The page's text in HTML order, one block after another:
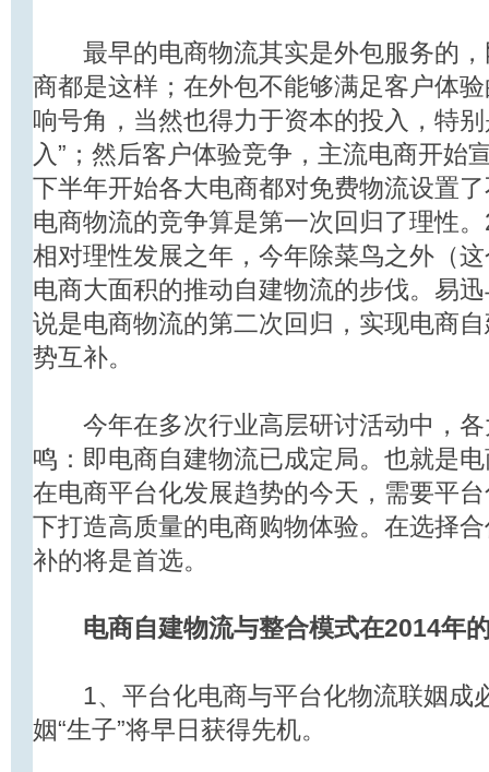
最早的电商物流其实是外包服务的，
商都是这样；在外包不能够满足客户体
响号角，当然也得力于资本的投入，特
入”；然后客户体验竞争，主流电商开始
下半年开始各大电商都对免费物流设置
电商物流的竞争算是第一次回归了理性
相对理性发展之年，今年除菜鸟之外（
电商大面积的推动自建物流的步伐。易
说是电商物流的第二次回归，实现电商
势互补。
今年在多次行业高层研讨活动中，各
鸣：即电商自建物流已成定局。也就是
在电商平台化发展趋势的今天，需要平
下打造高质量的电商购物体验。在选择
补的将是首选。
电商自建物流与整合模式在2014年的
1、平台化电商与平台化物流联姻成
姻“生子”将早日获得先机。